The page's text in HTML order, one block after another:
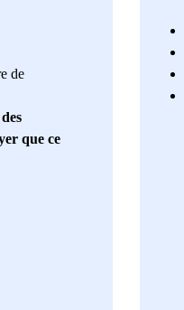
de
que ce